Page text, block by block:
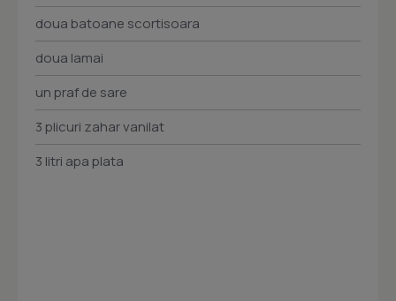
doua batoane scortisoara
doua lamai
un praf de sare
3 plicuri zahar vanilat
3 litri apa plata